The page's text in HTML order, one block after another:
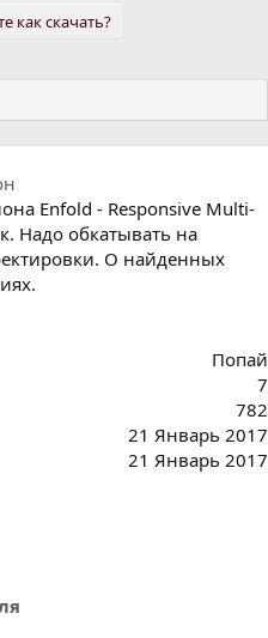
как скачать?
Enfold - Responsive Multi-
Надо обкатывать на
О найденных
Попай
7
782
21 Январь 2017
21 Январь 2017